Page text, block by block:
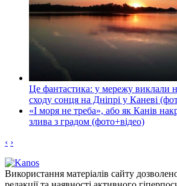
Це фантастика: у мережу виклали
сходу сонця на Дніпрі у Каневі
«І моря не треба», або як Канів
злива з градом (фото+відео)
‹ ›
Використання матеріалів сайту